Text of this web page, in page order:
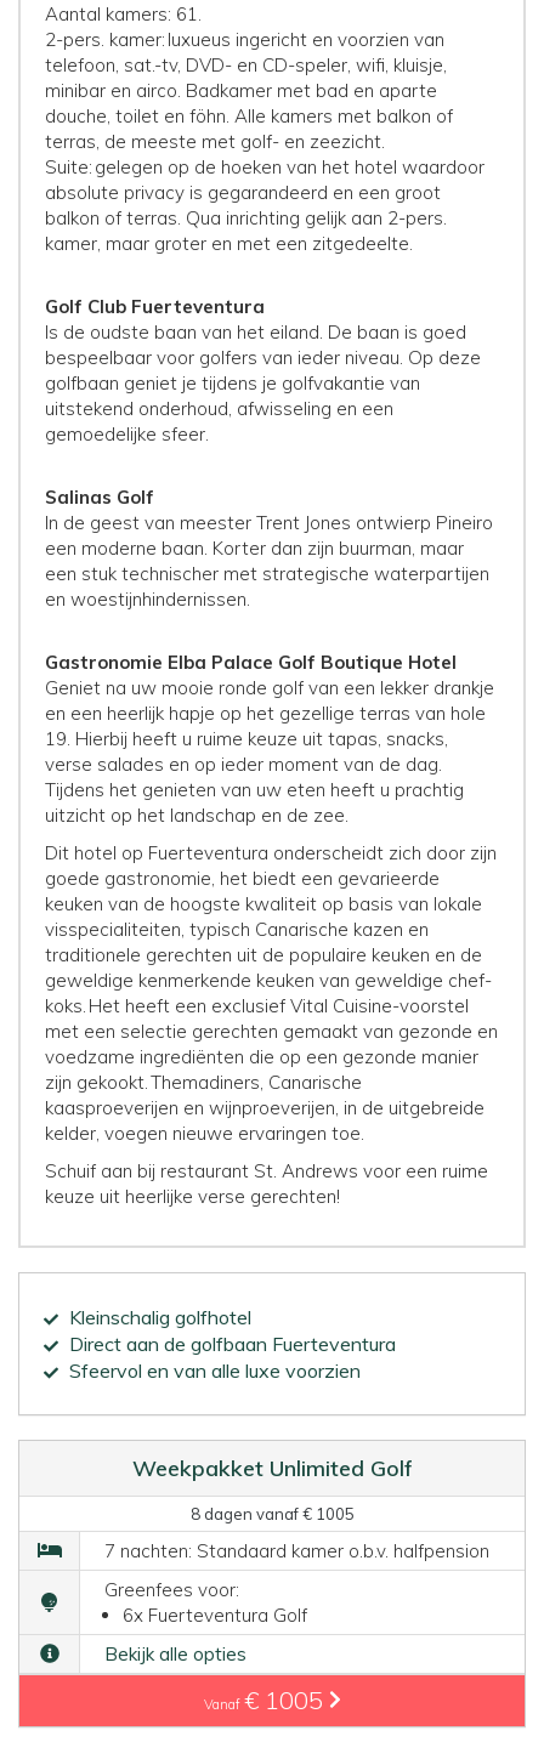
Aantal kamers: 61.
2-pers. kamer: luxueus ingericht en voorzien van
telefoon, sat.-tv, DVD- en CD-speler, wifi, kluisje,
minibar en airco. Badkamer met bad en aparte
douche, toilet en föhn. Alle kamers met balkon of
terras, de meeste met golf- en zeezicht.
Suite: gelegen op de hoeken van het hotel waardoor
absolute privacy is gegarandeerd en een groot
balkon of terras. Qua inrichting gelijk aan 2-pers.
kamer, maar groter en met een zitgedeelte.
Golf Club Fuerteventura
Is de oudste baan van het eiland. De baan is goed
bespeelbaar voor golfers van ieder niveau. Op deze
golfbaan geniet je tijdens je golfvakantie van
uitstekend onderhoud, afwisseling en een
gemoedelijke sfeer.
Salinas Golf
In de geest van meester Trent Jones ontwierp Pineiro
een moderne baan. Korter dan zijn buurman, maar
een stuk technischer met strategische waterpartijen
en woestijnhindernissen.
Gastronomie Elba Palace Golf Boutique Hotel
Geniet na uw mooie ronde golf van een lekker drankje
en een heerlijk hapje op het gezellige terras van hole
19. Hierbij heeft u ruime keuze uit tapas, snacks,
verse salades en op ieder moment van de dag.
Tijdens het genieten van uw eten heeft u prachtig
uitzicht op het landschap en de zee.
Dit hotel op Fuerteventura onderscheidt zich door zijn
goede gastronomie, het biedt een gevarieerde
keuken van de hoogste kwaliteit op basis van lokale
visspecialiteiten, typisch Canarische kazen en
traditionele gerechten uit de populaire keuken en de
geweldige kenmerkende keuken van geweldige chef-
koks. Het heeft een exclusief Vital Cuisine-voorstel
met een selectie gerechten gemaakt van gezonde en
voedzame ingrediënten die op een gezonde manier
zijn gekookt. Themadiners, Canarische
kaasproeverijen en wijnproeverijen, in de uitgebreide
kelder, voegen nieuwe ervaringen toe.
Schuif aan bij restaurant St. Andrews voor een ruime
keuze uit heerlijke verse gerechten!
Kleinschalig golfhotel
Direct aan de golfbaan Fuerteventura
Sfeervol en van alle luxe voorzien
Weekpakket Unlimited Golf
8 dagen vanaf € 1005
7 nachten: Standaard kamer o.b.v. halfpension
Greenfees voor:
6x Fuerteventura Golf
Bekijk alle opties
Vanaf € 1005